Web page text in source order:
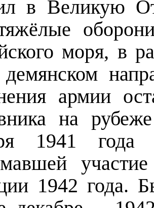
в Великую
моря, в
демянском
армии
на
1941 года
1942 года.